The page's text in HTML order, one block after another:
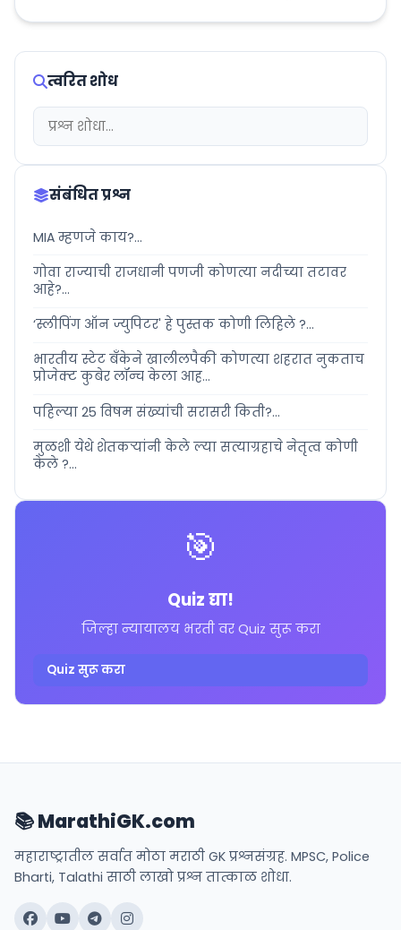
त्वरित शोध
संबंधित प्रश्न
MIA म्हणजे काय?...
गोवा राज्याची राजधानी पणजी कोणत्या नदीच्या तटावर
आहे?...
‘स्लीपिंग ऑन ज्युपिटर' हे पुस्तक कोणी लिहिले ?...
भारतीय स्टेट बँकेने खालीलपैकी कोणत्या शहरात नुकताच
प्रोजेक्ट कुबेर लॉन्च केला आह...
पहिल्या 25 विषम संख्यांची सरासरी किती?...
मुळशी येथे शेतकऱ्यांनी केले ल्या सत्याग्रहाचे नेतृत्व कोणी
केले ?...
🎯
Quiz द्या!
जिल्हा न्यायालय भरती वर Quiz सुरू करा
Quiz सुरू करा
📚 MarathiGK.com
महाराष्ट्रातील सर्वात मोठा मराठी GK प्रश्नसंग्रह. MPSC, Police
Bharti, Talathi साठी लाखो प्रश्न तात्काळ शोधा.